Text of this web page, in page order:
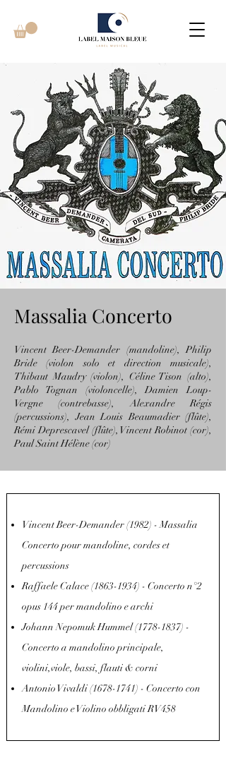
Massalia Concerto
Vincent Beer-Demander (mandoline), Philip
Bride (violon solo et direction musicale),
Thibaut Maudry (violon), Céline Tison (alto),
Pablo Tognan (violoncelle), Damien Loup-
Vergne (contrebasse), Alexandre Régis
(percussions), Jean Louis Beaumadier (flûte),
Rémi Deprescavel (flûte), Vincent Robinot (cor),
Paul Saint Hélène (cor)
Vincent Beer-Demander (1982) - Massalia
Concerto pour mandoline, cordes et
percussions
Raffaele Calace(1863-1934) - Concerto n°2
opus 144 per mandolino e archi
Johann Nepomuk Hummel(1778-1837) -
Concerto a mandolino principale,
violini,viole, bassi, flauti & corni
Antonio Vivaldi(1678-1741) - Concerto con
Mandolino e Violino obbligati RV458